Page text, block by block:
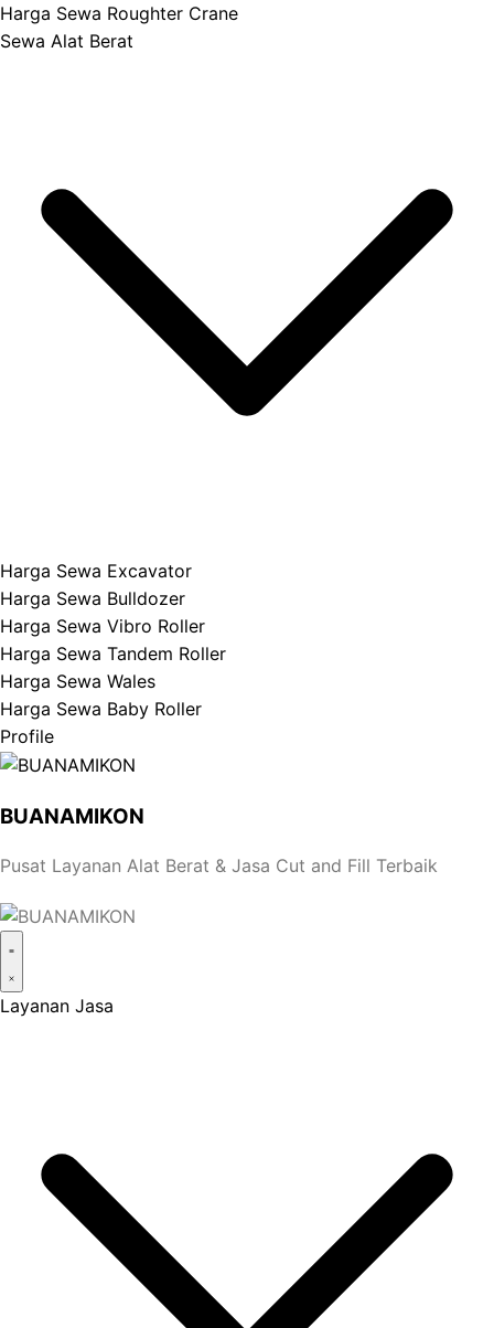
Harga Sewa Roughter Crane
Sewa Alat Berat
Harga Sewa Excavator
Harga Sewa Bulldozer
Harga Sewa Vibro Roller
Harga Sewa Tandem Roller
Harga Sewa Wales
Harga Sewa Baby Roller
Profile
BUANAMIKON
Pusat Layanan Alat Berat & Jasa Cut and Fill Terbaik
Layanan Jasa